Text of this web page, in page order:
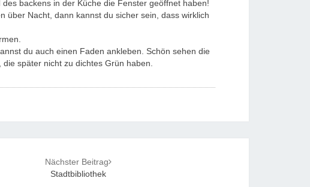
backens in der Küche die Fenster geöffnet haben!
über Nacht, dann kannst du sicher sein, dass wirklich
du auch einen Faden ankleben. Schön sehen die
später nicht zu dichtes Grün haben.
Nächster Beitrag
Stadtbibliothek